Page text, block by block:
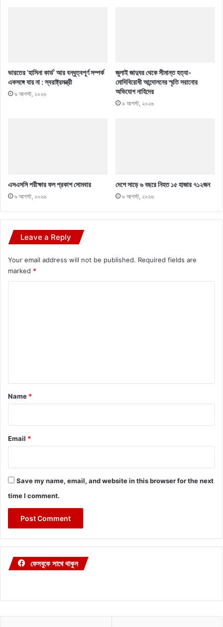
ভারতের ‘হাসিনা কার্ড’ আর বন্ধুত্বপূর্ণ সম্পর্ক
একসঙ্গে যায় না : স্বরাষ্ট্রমন্ত্রী
৯ আগস্ট, ২০২৬
জুলাই জাদুঘর থেকে সীমান্ত হত্যা-
মোদিবিরোধী আন্দোলনের স্মৃতি সরানোর
অভিযোগ নাহিদের
৯ আগস্ট, ২০২৬
এসএসসি পরীক্ষার ফল প্রকাশ সোমবার
৯ আগস্ট, ২০২৬
দেশে সাড়ে ৬ বছরে নিহত ১৫ হাজার ৭১২জন
৯ আগস্ট, ২০২৬
Leave a Reply
Your email address will not be published. Required fields are
marked *
*
Name *
Email *
Save my name, email, and website in this browser for the next
time I comment.
ফেসবুকে সাথে থাকুন